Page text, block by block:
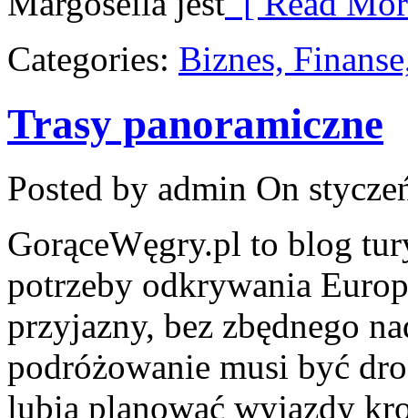
Categories: Biznes,
Trasy panoramiczne
Posted by admin On
GorąceWęgry.pl to blog
potrzeby odkrywania
przyjazny, bez zbędnego
podróżowanie musi być
lubią planować wyjazdy